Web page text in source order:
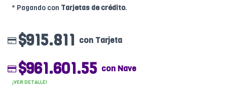
* Pagando con Tarjetas de crédito.
$915.811 con Tarjeta
$961.601.55 con Nave
¡VER DETALLE!